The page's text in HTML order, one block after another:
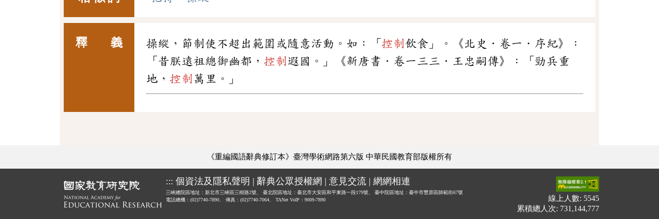
釋 義 操縱，節制使不超出範圍或隨意活動。如：「 控制飲食」。《北史．卷一．序紀》：
「昔朕遠祖總御幽都， 控制遐國。」《新唐書．卷一三三．王忠嗣傳》：「勁兵重
地， 控制 萬里。」
《重編國語辭典修訂本》臺灣學術網路第六版 中華民國教育部版權所有
::: 個資法及隱私聲明 | 辭典公眾授權網 | 意見交流 | 網網相連
三峽總院區地址：新北市三峽區三樹路2號、 臺北院區地址：臺北市大安區和平東路一段179號、
臺中院區地址：臺中市豐原區師範街67號
電話總機：(02)7740-7890、
傳真：(02)7740-7064、 TANet VoIP：9009-7890
線上人數: 5545
累積總人次: 731,144,777